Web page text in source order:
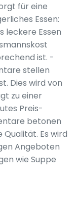
für eine
Essen:
leckere Essen
ist. -
stellen
Dies wird von
zu einer
Preis-
betonen
Es wird
Angeboten
wie Suppe